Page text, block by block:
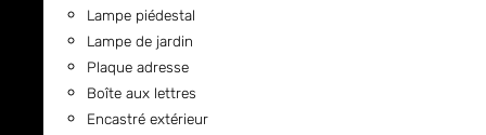
Lampe piédestal
Lampe de jardin
Plaque adresse
Boîte aux lettres
Encastré extérieur